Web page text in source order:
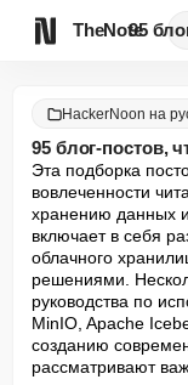
TheNote
95
HackerNoon на
95 блог-постов,
Эта подборка
вовлеченности
хранению данных
включает в себя
облачного
решениями.
руководства по
MinIO, Apache
созданию
рассматривают